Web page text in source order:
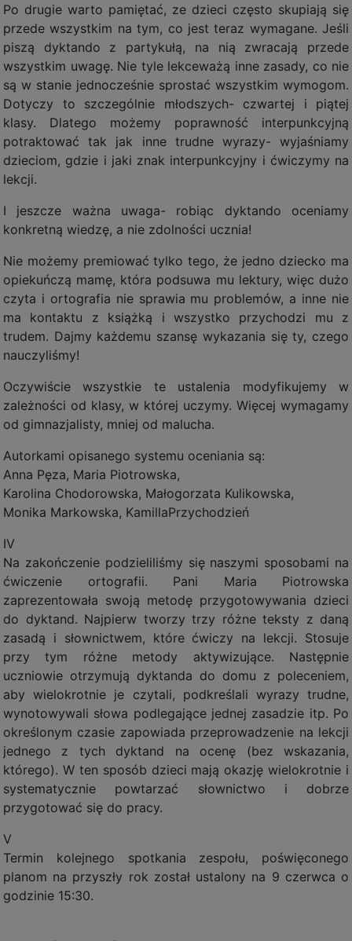
Po drugie warto pamiętać, ze dzieci często skupiają się
przede wszystkim na tym, co jest teraz wymagane. Jeśli
piszą dyktando z partykułą, na nią zwracają przede
wszystkim uwagę. Nie tyle lekceważą inne zasady, co nie
są w stanie jednocześnie sprostać wszystkim wymogom.
Dotyczy to szczególnie młodszych- czwartej i piątej
klasy. Dlatego możemy poprawność interpunkcyjną
potraktować tak jak inne trudne wyrazy- wyjaśniamy
dzieciom, gdzie i jaki znak interpunkcyjny i ćwiczymy na
lekcji.
I jeszcze ważna uwaga- robiąc dyktando oceniamy
konkretną wiedzę, a nie zdolności ucznia!
Nie możemy premiować tylko tego, że jedno dziecko ma
opiekuńczą mamę, która podsuwa mu lektury, więc dużo
czyta i ortografia nie sprawia mu problemów, a inne nie
ma kontaktu z książką i wszystko przychodzi mu z
trudem. Dajmy każdemu szansę wykazania się ty, czego
nauczyliśmy!
Oczywiście wszystkie te ustalenia modyfikujemy w
zależności od klasy, w której uczymy. Więcej wymagamy
od gimnazjalisty, mniej od malucha.
Autorkami opisanego systemu oceniania są:
Anna Pęza, Maria Piotrowska,
Karolina Chodorowska, Małogorzata Kulikowska,
Monika Markowska, KamillaPrzychodzień
IV
Na zakończenie podzieliliśmy się naszymi sposobami na
ćwiczenie ortografii. Pani Maria Piotrowska
zaprezentowała swoją metodę przygotowywania dzieci
do dyktand. Najpierw tworzy trzy różne teksty z daną
zasadą i słownictwem, które ćwiczy na lekcji. Stosuje
przy tym różne metody aktywizujące. Następnie
uczniowie otrzymują dyktanda do domu z poleceniem,
aby wielokrotnie je czytali, podkreślali wyrazy trudne,
wynotowywali słowa podlegające jednej zasadzie itp. Po
określonym czasie zapowiada przeprowadzenie na lekcji
jednego z tych dyktand na ocenę (bez wskazania,
którego). W ten sposób dzieci mają okazję wielokrotnie i
systematycznie powtarzać słownictwo i dobrze
przygotować się do pracy.
V
Termin kolejnego spotkania zespołu, poświęconego
planom na przyszły rok został ustalony na 9 czerwca o
godzinie 15:30.